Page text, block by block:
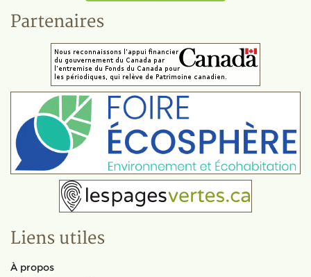
Partenaires
Liens utiles
À propos